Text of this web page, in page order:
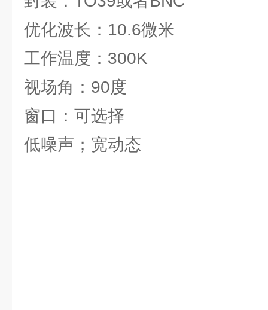
优化波长：10.6微米
工作温度：300K
视场角：90度
窗口：可选择
低噪声；宽动态